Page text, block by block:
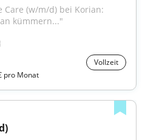
Care (w/m/d) bei Korian:
kümmern..."
Vollzeit
pro Monat